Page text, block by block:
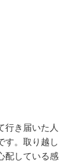
行き届いた人
す。取り越し
配している感